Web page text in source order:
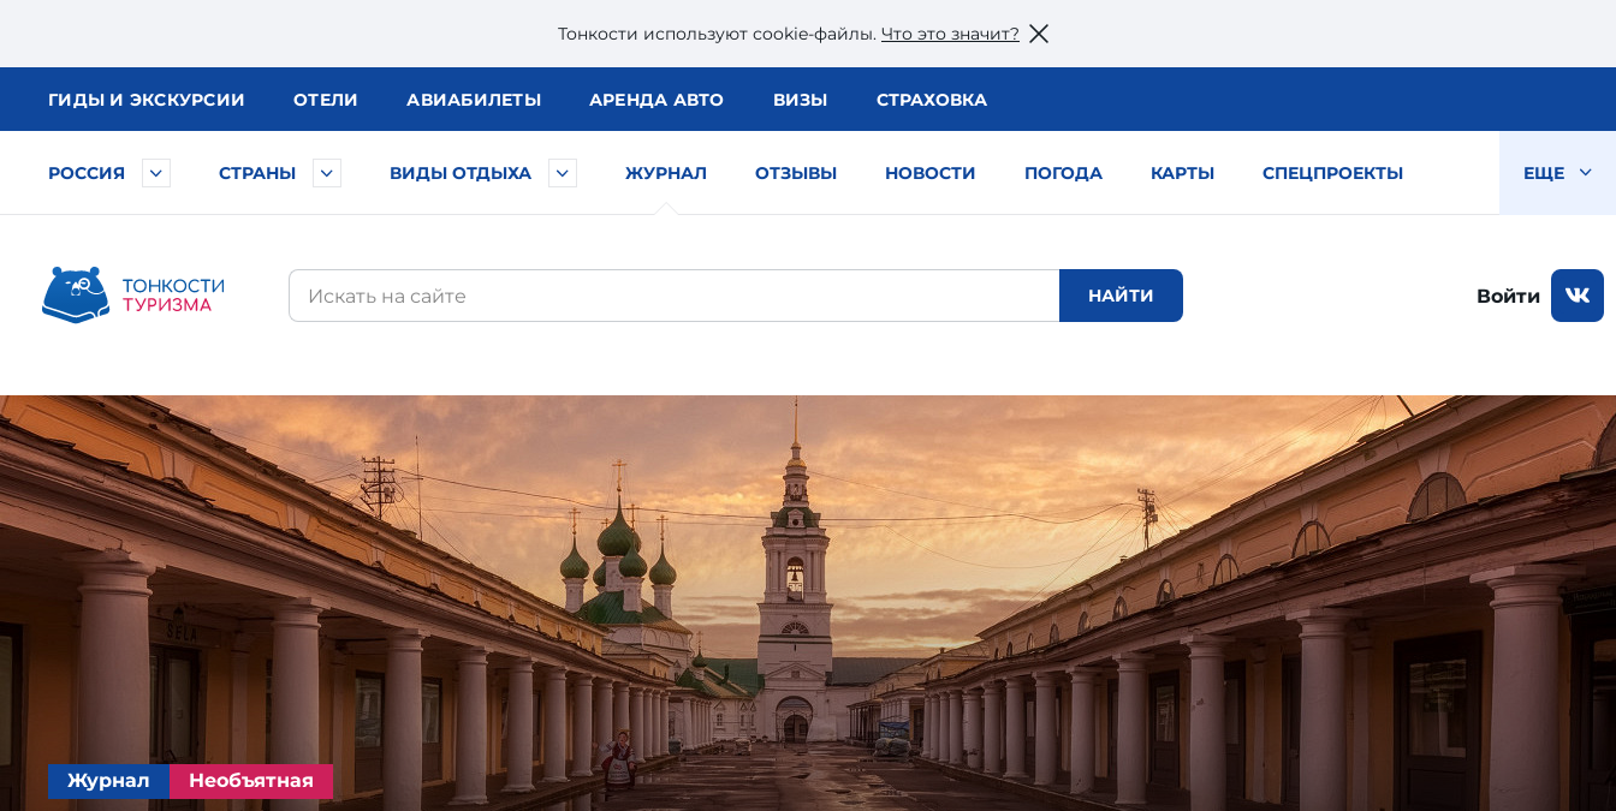
Тонкости используют сookie-файлы. Что это значит?
ГИДЫ И ЭКСКУРСИИ ОТЕЛИ АВИАБИЛЕТЫ АРЕНДА АВТО ВИЗЫ СТРАХОВКА
РОССИЯ СТРАНЫ ВИДЫ ОТДЫХА ЖУРНАЛ ОТЗЫВЫ НОВОСТИ ПОГОДА КАРТЫ СПЕЦПРОЕКТЫ ЕЩЕ
Войти
Журнал Необъятная